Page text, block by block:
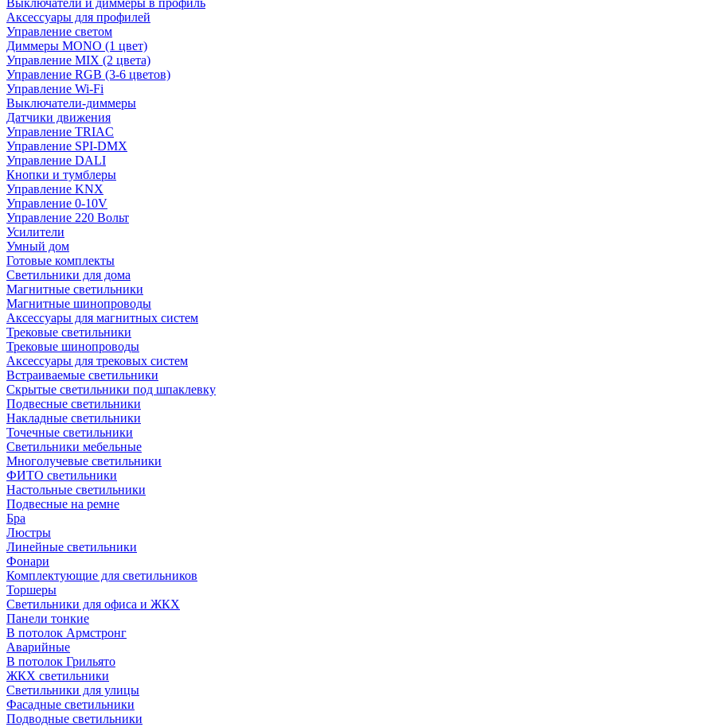
Выключатели и диммеры в профиль
Аксессуары для профилей
Управление светом
Диммеры MONO (1 цвет)
Управление MIX (2 цвета)
Управление RGB (3-6 цветов)
Управление Wi-Fi
Выключатели-диммеры
Датчики движения
Управление TRIAC
Управление SPI-DMX
Управление DALI
Кнопки и тумблеры
Управление KNX
Управление 0-10V
Управление 220 Вольт
Усилители
Умный дом
Готовые комплекты
Светильники для дома
Магнитные светильники
Магнитные шинопроводы
Аксессуары для магнитных систем
Трековые светильники
Трековые шинопроводы
Аксессуары для трековых систем
Встраиваемые светильники
Скрытые светильники под шпаклевку
Подвесные светильники
Накладные светильники
Точечные светильники
Светильники мебельные
Многолучевые светильники
ФИТО светильники
Настольные светильники
Подвесные на ремне
Бра
Люстры
Линейные светильники
Фонари
Комплектующие для светильников
Торшеры
Светильники для офиса и ЖКХ
Панели тонкие
В потолок Армстронг
Аварийные
В потолок Грильято
ЖКХ светильники
Светильники для улицы
Фасадные светильники
Подводные светильники